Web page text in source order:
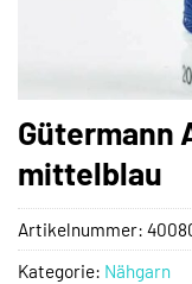
Gütermann
mittelblau
Artikelnummer:
Kategorie: Nähgarn